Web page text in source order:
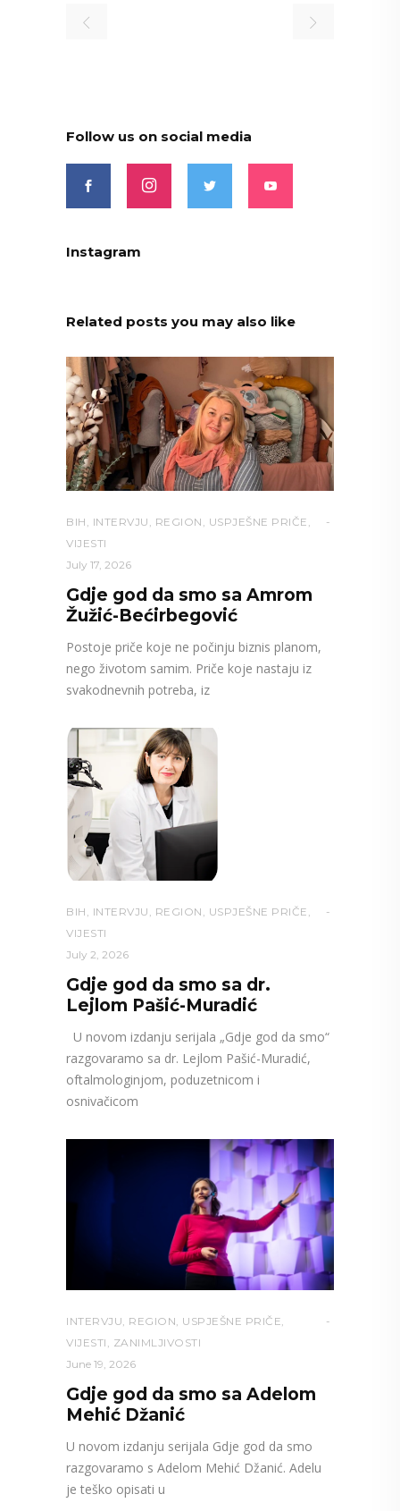
Follow us on social media
Instagram
Related posts you may also like
BIH INTERVJU REGION USPJEŠNE PRIČE
VIJESTI
July 17, 2026
Gdje god da smo sa Amrom
Žužić-Bećirbegović
Postoje priče koje ne počinju biznis planom,
nego životom samim. Priče koje nastaju iz
svakodnevnih potreba, iz
BIH INTERVJU REGION USPJEŠNE PRIČE
VIJESTI
July 2, 2026
Gdje god da smo sa dr.
Lejlom Pašić-Muradić
U novom izdanju serijala „Gdje god da smo“
razgovaramo sa dr. Lejlom Pašić-Muradić,
oftalmologinjom, poduzetnicom i
osnivačicom
INTERVJU REGION USPJEŠNE PRIČE
VIJESTI
ZANIMLJIVOSTI
June 19, 2026
Gdje god da smo sa Adelom
Mehić Džanić
U novom izdanju serijala Gdje god da smo
razgovaramo s Adelom Mehić Džanić. Adelu
je teško opisati u